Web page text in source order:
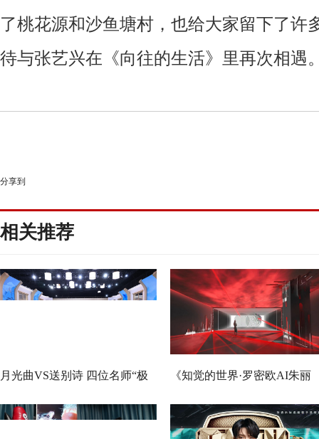
了桃花源和沙鱼塘村 ， 也给大家留下了许
待与张艺兴在 《向往的生活》 里再次相遇
分享到
相关推荐
月光曲VS送别诗 四位名师“极
限挑战”谁能晋级总决赛？
《知觉的世界·罗密欧AI朱丽
叶》早鸟票正式开售 解锁沉
式当代艺术大展全新玩法